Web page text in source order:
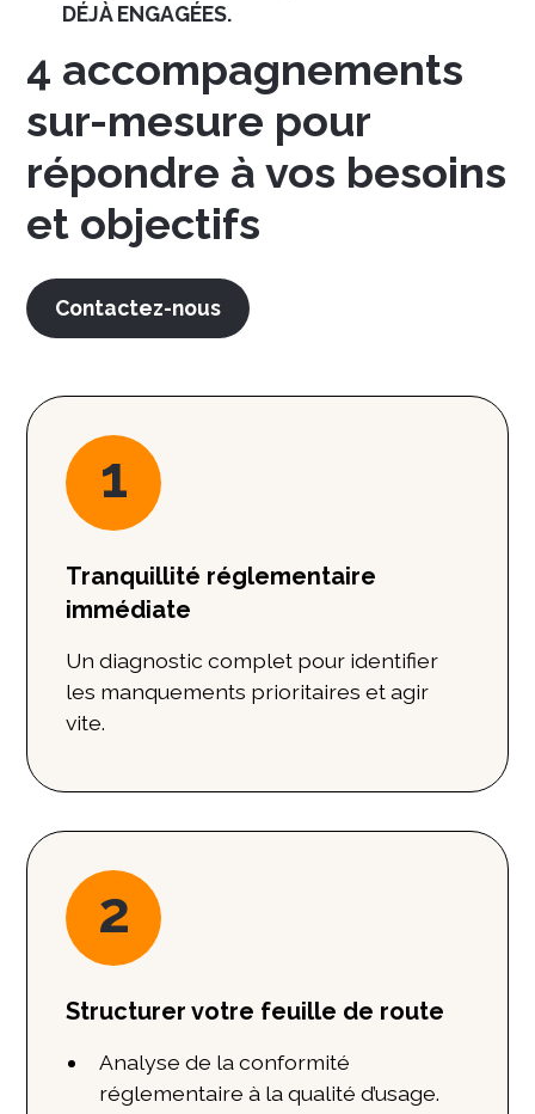
DÉJÀ ENGAGÉES.
4 accompagnements
sur-mesure pour
répondre à vos besoins
et objectifs
Contactez-nous
1
Tranquillité réglementaire
immédiate
Un diagnostic complet pour identifier
les manquements prioritaires et agir
vite.
2
Structurer votre feuille de route
Analyse de la conformité
réglementaire à la qualité d’usage.